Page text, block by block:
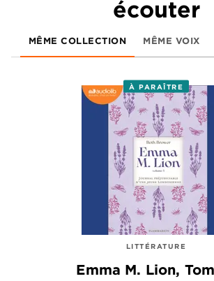
écouter
MÊME COLLECTION MÊME VOIX
À PARAÎTRE
LITTÉRATURE
Emma M. Lion,